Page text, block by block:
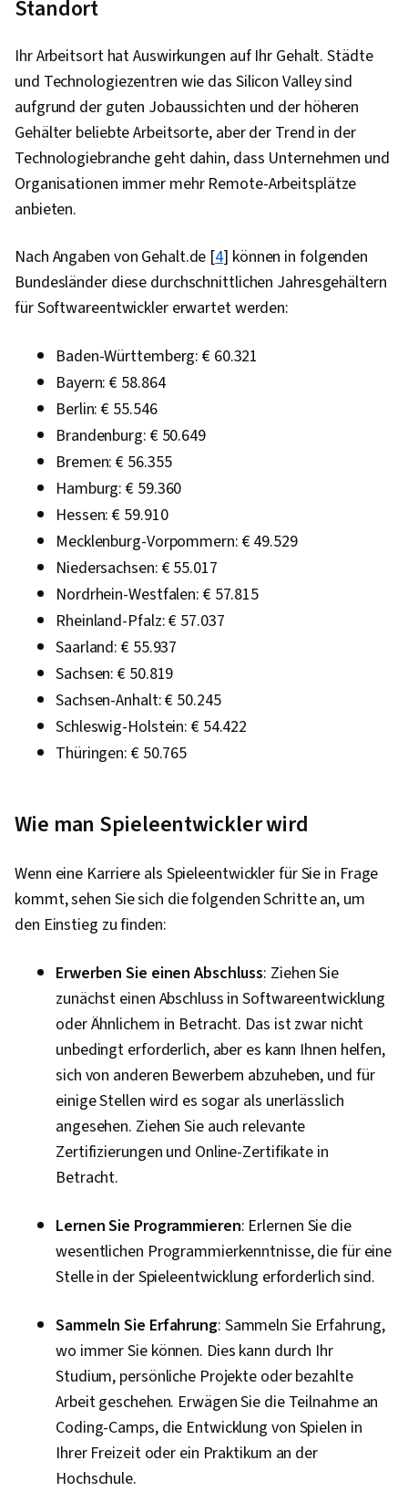
Benutzerfreundliches Design,
Benutzeroberfläche (UI) Design, Software-
Benutzeroberfläche (UI), Spiel-Design,
Animation und Spieldesign, Design erleben,
Veröffentlichung, Animationen, Kreativität,
Skripting, Ideenfindung, Prüfung der
Benutzerfreundlichkeit, Grundsätze der
Entwicklungstests, Computergrafik, Soziale
Auswirkungen, Sozialwissenschaften,
Wirtschaft, Politik und Sozialkunde,
Computerprogrammierung
Standort
Ihr Arbeitsort hat Auswirkungen auf Ihr Gehalt. Städte
und Technologiezentren wie das Silicon Valley sind
aufgrund der guten Jobaussichten und der höheren
Gehälter beliebte Arbeitsorte, aber der Trend in der
Technologiebranche geht dahin, dass Unternehmen und
Organisationen immer mehr Remote-Arbeitsplätze
anbieten.
Nach Angaben von Gehalt.de [4] können in folgenden
Bundesländer diese durchschnittlichen Jahresgehältern
für Softwareentwickler erwartet werden:
Baden-Württemberg: € 60.321
Bayern: € 58.864
Berlin: € 55.546
Brandenburg: € 50.649
Bremen: € 56.355
Hamburg: € 59.360
Hessen: € 59.910
Mecklenburg-Vorpommern: € 49.529
Niedersachsen: € 55.017
Nordrhein-Westfalen: € 57.815
Rheinland-Pfalz: € 57.037
Saarland: € 55.937
Sachsen: € 50.819
Sachsen-Anhalt: € 50.245
Schleswig-Holstein: € 54.422
Thüringen: € 50.765
Wie man Spieleentwickler wird
Wenn eine Karriere als Spieleentwickler für Sie in Frage
kommt, sehen Sie sich die folgenden Schritte an, um
den Einstieg zu finden:
Erwerben Sie einen Abschluss: Ziehen Sie
zunächst einen Abschluss in Softwareentwicklung
oder Ähnlichem in Betracht. Das ist zwar nicht
unbedingt erforderlich, aber es kann Ihnen helfen,
sich von anderen Bewerbern abzuheben, und für
einige Stellen wird es sogar als unerlässlich
angesehen. Ziehen Sie auch relevante
Zertifizierungen und Online-Zertifikate in
Betracht.
Lernen Sie Programmieren: Erlernen Sie die
wesentlichen Programmierkenntnisse, die für eine
Stelle in der Spieleentwicklung erforderlich sind.
Sammeln Sie Erfahrung: Sammeln Sie Erfahrung,
wo immer Sie können. Dies kann durch Ihr
Studium, persönliche Projekte oder bezahlte
Arbeit geschehen. Erwägen Sie die Teilnahme an
Coding-Camps, die Entwicklung von Spielen in
Ihrer Freizeit oder ein Praktikum an der
Hochschule.